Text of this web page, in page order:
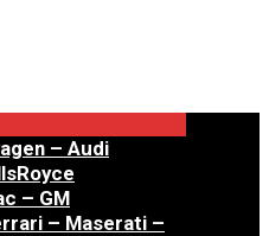
– Audi
– GM
– Maserati –